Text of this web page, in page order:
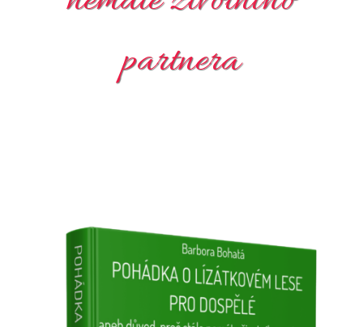
partnera